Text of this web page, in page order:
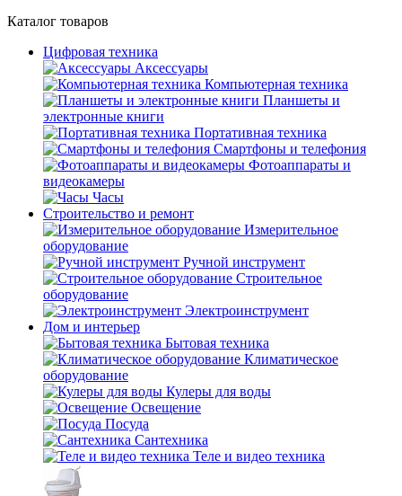
Каталог товаров
Цифровая техника
Аксессуары
Компьютерная техника
Планшеты и
электронные книги
Портативная техника
Смартфоны и телефония
Фотоаппараты и
видеокамеры
Часы
Строительство и ремонт
Измерительное
оборудование
Ручной инструмент
Строительное
оборудование
Электроинструмент
Дом и интерьер
Бытовая техника
Климатическое
оборудование
Кулеры для воды
Освещение
Посуда
Сантехника
Теле и видео техника